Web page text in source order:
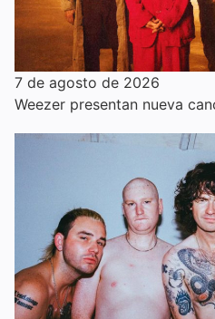
7 de agosto de 2026
Weezer presentan nueva